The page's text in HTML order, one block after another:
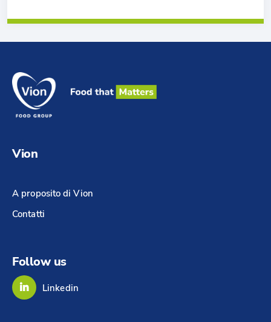
Vion
A proposito di Vion
Contatti
Follow us
Linkedin